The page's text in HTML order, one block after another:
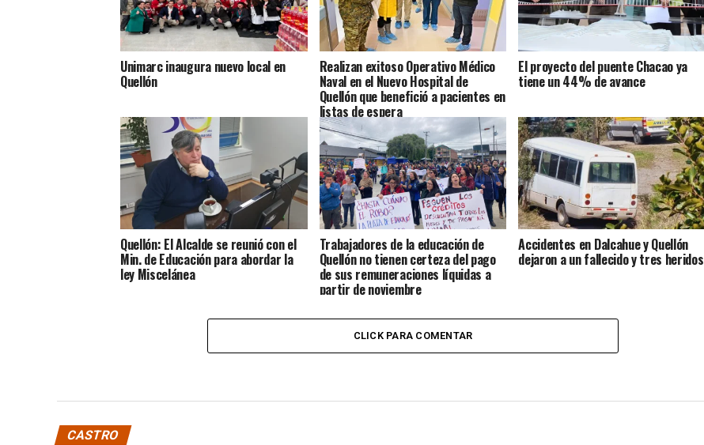
Unimarc inaugura nuevo local en
Quellón
Realizan exitoso Operativo Médico
Naval en el Nuevo Hospital de
Quellón que benefició a pacientes en
listas de espera
El proyecto del puente Chacao ya
tiene un 44% de avance
Quellón: El Alcalde se reunió con el
Min. de Educación para abordar la
ley Miscelánea
Trabajadores de la educación de
Quellón no tienen certeza del pago
de sus remuneraciones líquidas a
partir de noviembre
Accidentes en Dalcahue y Quellón
dejaron a un fallecido y tres heridos
CLICK PARA COMENTAR
CASTRO